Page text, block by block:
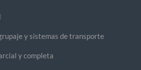
y sistemas de transporte
y completa